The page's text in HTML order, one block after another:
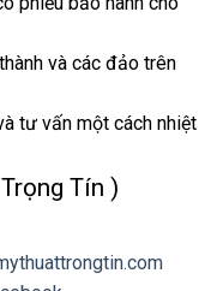
và các đảo trên
tư vấn một cách nhiệt
Tín )